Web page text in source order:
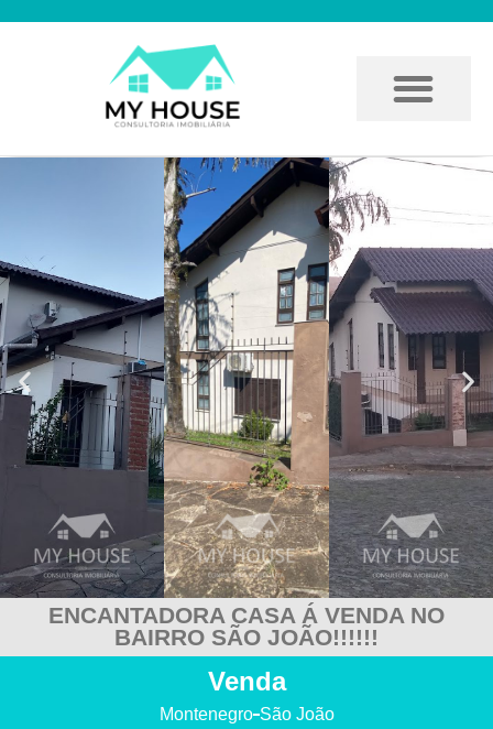
ENCANTADORA CASA Á VENDA NO
BAIRRO SÃO JOÃO!!!!!!
Venda
Montenegro São João